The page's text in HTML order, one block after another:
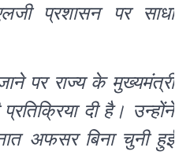
प्रशासन पर साधा
पर राज्य के मुख्यमंत्री
दी है। उन्होंने
अफसर बिना चुनी हुई